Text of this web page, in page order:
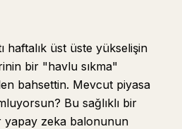
haftalık üst üste yükselişin
bir "havlu sıkma"
bahsettin. Mevcut piyasa
Bu sağlıklı bir
yapay zeka balonunun